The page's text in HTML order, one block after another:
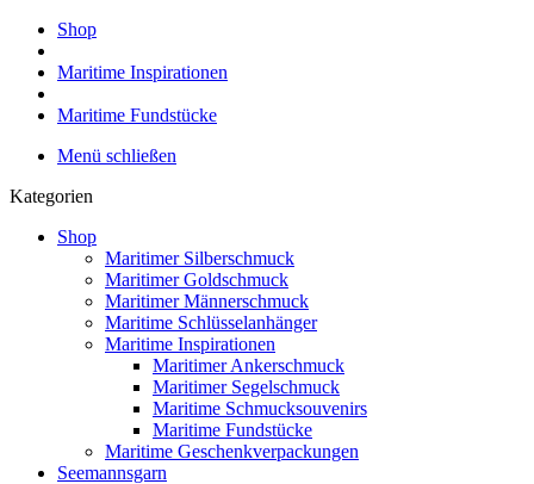
Shop
Maritime Inspirationen
Maritime Fundstücke
Menü schließen
Kategorien
Shop
Maritimer Silberschmuck
Maritimer Goldschmuck
Maritimer Männerschmuck
Maritime Schlüsselanhänger
Maritime Inspirationen
Maritimer Ankerschmuck
Maritimer Segelschmuck
Maritime Schmucksouvenirs
Maritime Fundstücke
Maritime Geschenkverpackungen
Seemannsgarn